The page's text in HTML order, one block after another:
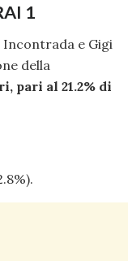
1
e Gigi
della
pari al 21.2% di